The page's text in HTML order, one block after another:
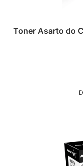
Toner Asarto do